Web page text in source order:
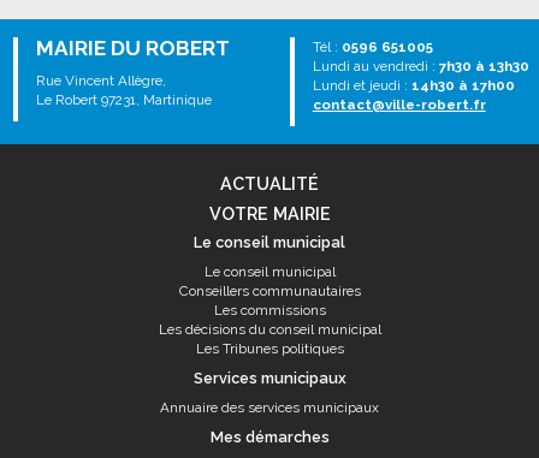
MAIRIE DU ROBERT
Rue Vincent Allègre,
Le Robert 97231, Martinique
Tél : 0596 651005
Lundi au vendredi : 7h30 à 13h30
Lundi et jeudi : 14h30 à 17h00
contact@ville-robert.fr
ACTUALITÉ
VOTRE MAIRIE
Le conseil municipal
Le conseil municipal
Conseillers communautaires
Les commissions
Les décisions du conseil municipal
Les Tribunes politiques
Services municipaux
Annuaire des services municipaux
Mes démarches